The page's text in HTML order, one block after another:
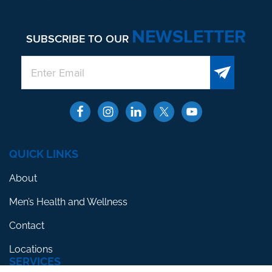
SUBSCRIBE TO OUR NEWSLETTER
QUICK LINKS
About
Men’s Health and Wellness
Contact
Locations
SERVICES